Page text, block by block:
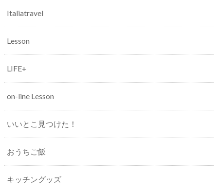
Italiatravel
Lesson
LIFE+
on-line Lesson
いいとこ見つけた！
おうちご飯
キッチングッズ